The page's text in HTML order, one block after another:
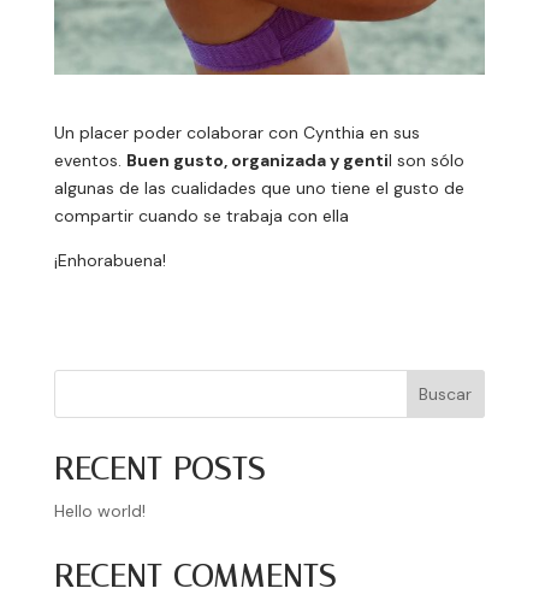
Un placer poder colaborar con Cynthia en sus
eventos. Buen gusto, organizada y gentil son sólo
algunas de las cualidades que uno tiene el gusto de
compartir cuando se trabaja con ella
¡Enhorabuena!
Buscar
RECENT POSTS
Hello world!
RECENT COMMENTS